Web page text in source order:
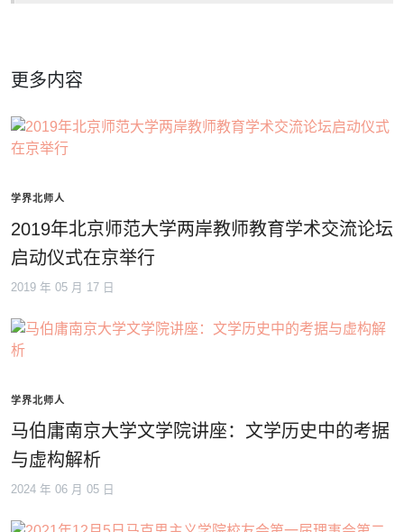
更多内容
学界北师人
2019年北京师范大学两岸教师教育学术交流论坛
启动仪式在京举行
2019 年 05 月 17 日
学界北师人
马伯庸南京大学文学院讲座：文学历史中的考据
与虚构解析
2024 年 06 月 05 日